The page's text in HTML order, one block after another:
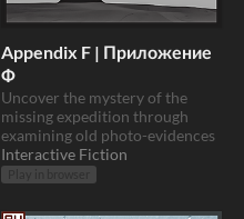
Appendix F | Приложение
Ф
Uncover the mystery of the
missing expedition through
examining old photo-evidences
Interactive Fiction